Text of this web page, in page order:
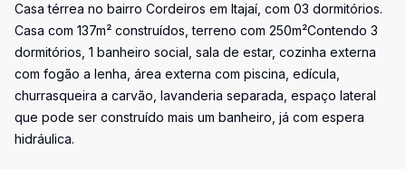
Casa térrea no bairro Cordeiros em Itajaí, com 03 dormitórios.
Casa com 137m² construídos, terreno com 250m²Contendo 3
dormitórios, 1 banheiro social, sala de estar, cozinha externa
com fogão a lenha, área externa com piscina, edícula,
churrasqueira a carvão, lavanderia separada, espaço lateral
que pode ser construído mais um banheiro, já com espera
hidráulica.